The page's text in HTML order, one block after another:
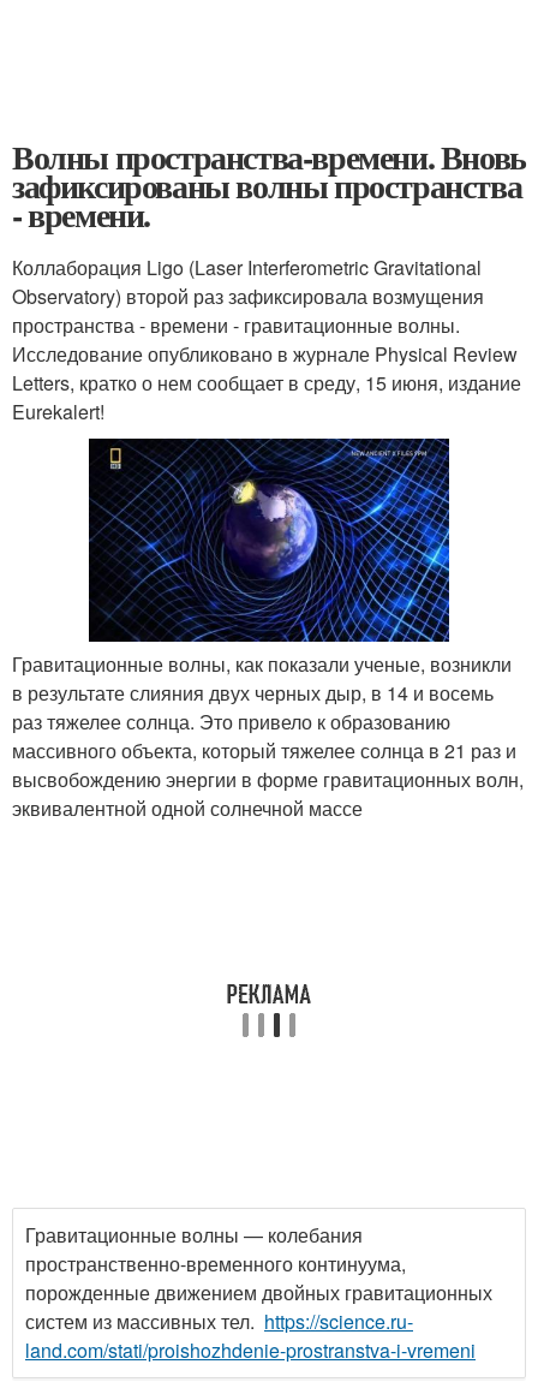
Волны пространства-времени. Вновь
зафиксированы волны пространства
- времени.
Коллаборация Ligo (Laser Interferometric Gravitational
Observatory) второй раз зафиксировала возмущения
пространства - времени - гравитационные волны.
Исследование опубликовано в журнале Physical Review
Letters, кратко о нем сообщает в среду, 15 июня, издание
Eurekalert!
Гравитационные волны, как показали ученые, возникли
в результате слияния двух черных дыр, в 14 и восемь
раз тяжелее солнца. Это привело к образованию
массивного объекта, который тяжелее солнца в 21 раз и
высвобождению энергии в форме гравитационных волн,
эквивалентной одной солнечной массе
Гравитационные волны — колебания
пространственно-временного континуума,
порожденные движением двойных гравитационных
систем из массивных тел. https://science.ru-
land.com/stati/proishozhdenie-prostranstva-i-vremeni